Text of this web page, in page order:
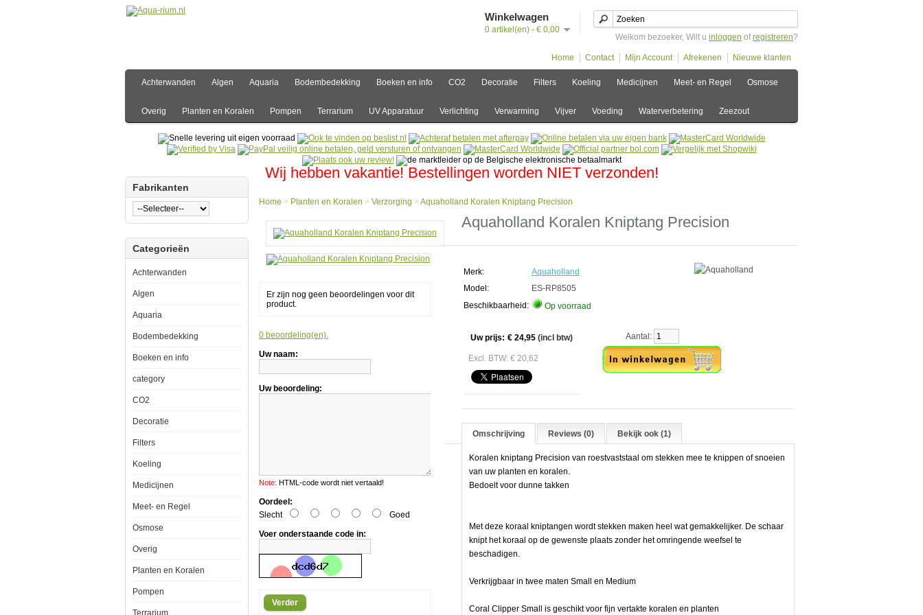
Winkelwagen
0 artikel(en) - € 0,00
Welkom bezoeker, Wilt u inloggen ofregistreren?
Home Contact Mijn Account Afrekenen Nieuwe klanten
Achterwanden Algen Aquaria Bodembedekking Boeken en info CO2 Decoratie Filters Koeling Medicijnen Meet- en Regel Osmose
Overig Planten en Koralen Pompen Terrarium UV Apparatuur Verlichting Verwarming Vijver Voeding Waterverbetering Zeezout
Wij hebben vakantie! Bestellingen worden NIET verzonden!
Fabrikanten
Categorieën
Achterwanden
Algen
Aquaria
Bodembedekking
Boeken en info
category
CO2
Decoratie
Filters
Koeling
Medicijnen
Meet- en Regel
Osmose
Overig
Planten en Koralen
Pompen
Terrarium
Planten
en
Koralen
Koralen
Kniptang
Aquaholland
Koralen
kniptang
van
roestvaststaal
om
stekken
mee
snoeien
uw
planten
Home > Planten en Koralen > Verzorging > Aquaholland Koralen Kniptang Precision
Er zijn nog geen beoordelingen voor dit
product.
0 beoordeling(en).
Uw naam:
Uw beoordeling:
Note: HTML-code wordt niet vertaald!
Oordeel:
Slecht
Goed
Voer onderstaande code in:
Verder
Aquaholland Koralen Kniptang Precision
Merk:
Aquaholland
Model:
ES-RP8505
Beschikbaarheid:
Op voorraad
Uw prijs: € 24,95 (incl btw)
Excl. BTW: € 20,62
Aantal:
Omschrijving Reviews (0) Bekijk ook (1)
Koralen kniptang Precision van roestvaststaal om stekken mee te knippen of snoeien
van uw planten en koralen.
Bedoelt voor dunne takken
Met deze koraal kniptangen wordt stekken maken heel wat gemakkelijker. De schaar
knipt het koraal op de gewenste plaats zonder het omringende weefsel te
beschadigen.
Verkrijgbaar in twee maten Small en Medium
Coral Clipper Small is geschikt voor fijn vertakte koralen en planten